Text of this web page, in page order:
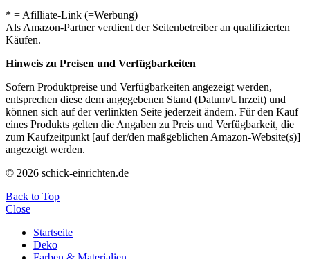
* = Afilliate-Link (=Werbung)
Als Amazon-Partner verdient der Seitenbetreiber an qualifizierten
Käufen.
Hinweis zu Preisen und Verfügbarkeiten
Sofern Produktpreise und Verfügbarkeiten angezeigt werden,
entsprechen diese dem angegebenen Stand (Datum/Uhrzeit) und
können sich auf der verlinkten Seite jederzeit ändern. Für den Kauf
eines Produkts gelten die Angaben zu Preis und Verfügbarkeit, die
zum Kaufzeitpunkt [auf der/den maßgeblichen Amazon-Website(s)]
angezeigt werden.
© 2026 schick-einrichten.de
Back to Top
Close
Startseite
Deko